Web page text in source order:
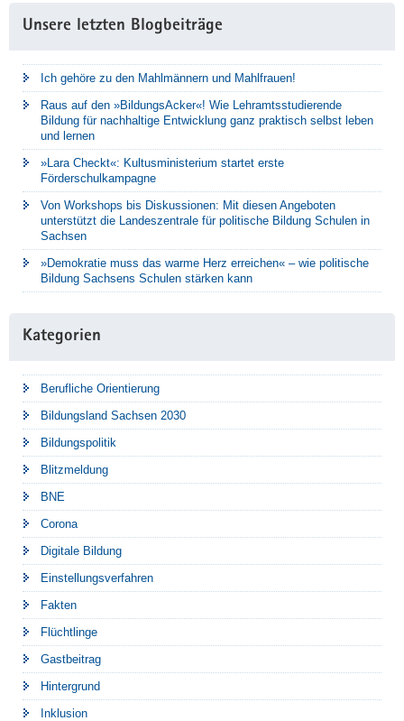
Unsere letzten Blogbeiträge
Ich gehöre zu den Mahlmännern und Mahlfrauen!
Raus auf den »BildungsAcker«! Wie Lehramtsstudierende
Bildung für nachhaltige Entwicklung ganz praktisch selbst leben
und lernen
»Lara Checkt«: Kultusministerium startet erste
Förderschulkampagne
Von Workshops bis Diskussionen: Mit diesen Angeboten
unterstützt die Landeszentrale für politische Bildung Schulen in
Sachsen
»Demokratie muss das warme Herz erreichen« – wie politische
Bildung Sachsens Schulen stärken kann
Kategorien
Berufliche Orientierung
Bildungsland Sachsen 2030
Bildungspolitik
Blitzmeldung
BNE
Corona
Digitale Bildung
Einstellungsverfahren
Fakten
Flüchtlinge
Gastbeitrag
Hintergrund
Inklusion